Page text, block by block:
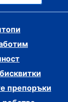
препоръки